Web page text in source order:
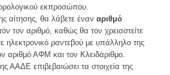
εκπροσώπου.
αίτησης, θα λάβετε έναν αριθμό
τον αριθμό, καθώς θα τον χρειαστείτε
ηλεκτρονικό ραντεβού με υπάλληλο της
αριθμό ΑΦΜ και τον Κλειδάριθμο.
ΑΑΔΕ επιβεβαιώσει τα στοιχεία της